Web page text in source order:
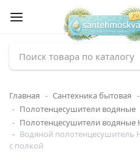
Главная Сантехника бытовая
Полотенцесушители водяные
Полотенцесушители водяные
Водяной полотенцесушитель
с полкой